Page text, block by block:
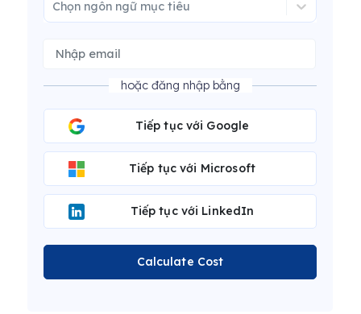
Chọn ngôn ngữ mục tiêu
hoặc đăng nhập bằng
Tiếp tục với Google
Tiếp tục với Microsoft
Tiếp tục với LinkedIn
Calculate Cost